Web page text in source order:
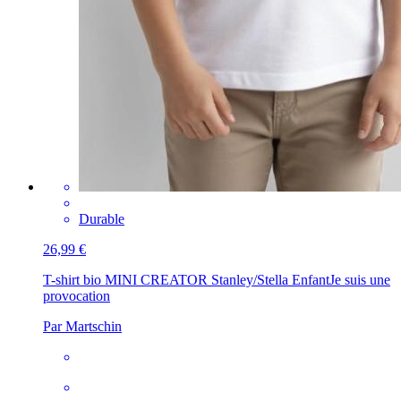
Durable
26,99 €
T-shirt bio MINI CREATOR Stanley/Stella EnfantJe suis une
provocation
Par Martschin